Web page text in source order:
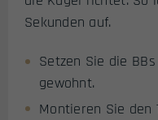
Sekunden auf.
Setzen Sie die
gewohnt.
Montieren Sie den